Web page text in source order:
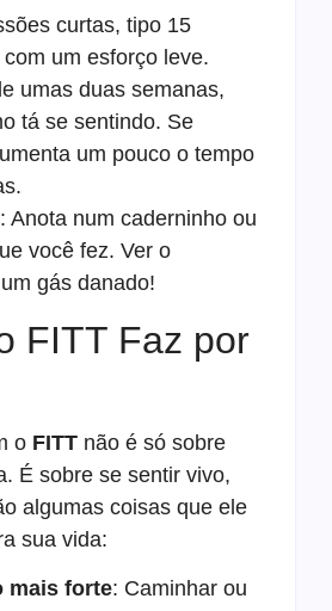
curtas, tipo 15
um esforço leve.
umas duas semanas,
tá se sentindo. Se
um pouco o tempo
: Anota num caderninho ou
você fez. Ver o
gás danado!
FITT Faz por
o FITT não é só sobre
É sobre se sentir vivo,
algumas coisas que ele
sua vida:
mais forte: Caminhar ou